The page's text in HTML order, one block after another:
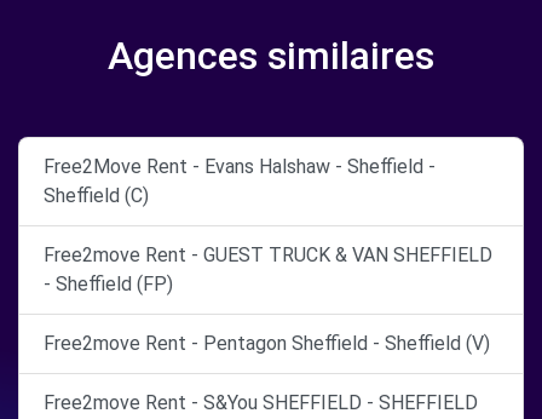
Agences similaires
Free2Move Rent - Evans Halshaw - Sheffield -
Sheffield (C)
Free2move Rent - GUEST TRUCK & VAN SHEFFIELD
- Sheffield (FP)
Free2move Rent - Pentagon Sheffield - Sheffield (V)
Free2move Rent - S&You SHEFFIELD - SHEFFIELD